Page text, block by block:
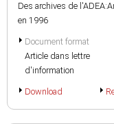
Des archives de
en 1996
Document format
Article dans lettre
d'information
Download